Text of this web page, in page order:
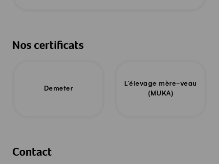
Nos certificats
Demeter
L’élevage mère-veau
(MUKA)
Contact